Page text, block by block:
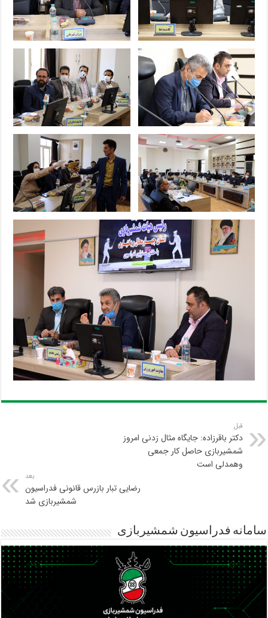
قبل
دکتر باقرزاده: جایگاه مثال زدنی امروز
شمشیربازی حاصل کار جمعی
وهمدلی است
بعد
رضایی تبار بازرس قانونی فدراسیون
شمشیربازی شد
سامانه فدراسیون شمشیربازی